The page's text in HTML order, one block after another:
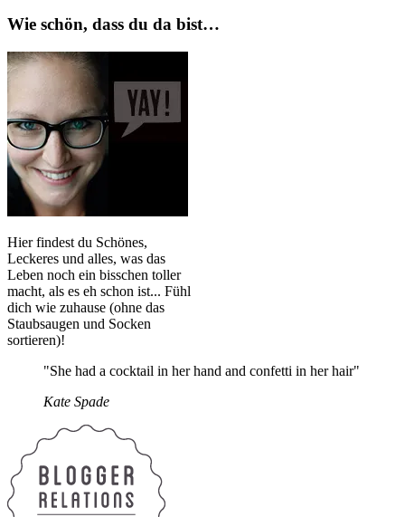
Wie schön, dass du da bist…
Hier findest du Schönes,
Leckeres und alles, was das
Leben noch ein bisschen toller
macht, als es eh schon ist... Fühl
dich wie zuhause (ohne das
Staubsaugen und Socken
sortieren)!
"She had a cocktail in her hand and confetti in her hair"
Kate Spade